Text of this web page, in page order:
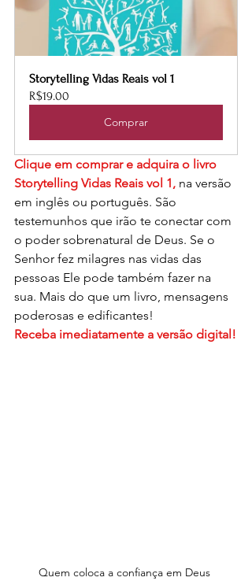
Storytelling Vidas Reais vol 1
R$19.00
Comprar
Clique em comprar e adquira o livro
Storytelling Vidas Reais vol 1, na versão
em inglês ou português. São
testemunhos que irão te conectar com
o poder sobrenatural de Deus. Se o
Senhor fez milagres nas vidas das
pessoas Ele pode também fazer na
sua. Mais do que um livro, mensagens
poderosas e edificantes!
Receba imediatamente a versão digital!
Quem coloca a confiança em Deus